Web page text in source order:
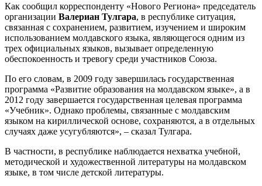
Как сообщил корреспонденту «Нового Региона» председатель
организации Валериан Тулгара, в республике ситуация,
связанная с сохранением, развитием, изучением и широким
использованием молдавского языка, являющегося одним из
трех официальных языков, вызывает определенную
обеспокоенность и тревогу среди участников Союза.
По его словам, в 2009 году завершилась государственная
программа «Развитие образования на молдавском языке», а в
2012 году завершается государственная целевая программа
«Учебник». Однако проблемы, связанные с молдавским
языком на кириллической основе, сохраняются, а в отдельных
случаях даже усугубляются», – сказал Тулгара.
В частности, в республике наблюдается нехватка учебной,
методической и художественной литературы на молдавском
языке, в том числе детской литературы.